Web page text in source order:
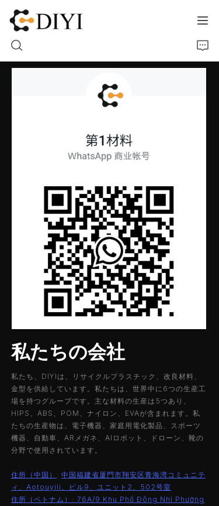
私たちの会社
私たち、DIYIは、リサイクルプラスチック、改良材料、
金型を供給しています。私たちは、世界中に6つの生産工
場を持つグループです。主な材料の生産は5つあり、
HIPS、ABS、POM、ナイロン、EVAが含まれます。私
たちの生産物は、電子機器、家庭用電化製品、スポーツ
機器、自動車、ARメガネ、AIロボット、ドローン、靴の
分野で使用されています。
住所（中国） : 中国福建省厦門市翔安区青海湾コミュニテ
ィ、Aotouyili、ビル9、ユニット2、502号室
住所（ベトナム）: 76A/9 Khu Phố Đông Nhì Phường
連絡先
材料ショーケース
モールドケース
新たに発見された